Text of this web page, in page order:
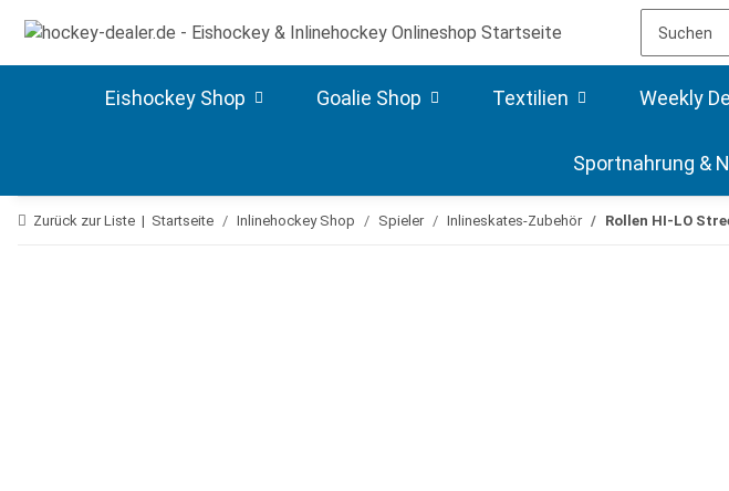
Eishockey Shop Goalie Shop Textilien Weekly
Sportnahrung &
Zurück zur Liste Startseite Inlinehockey Shop Spieler Inlineskates-Zubehör Rollen HI-LO